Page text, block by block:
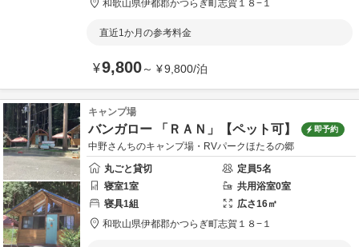
和歌山県伊都郡かつらぎ町志賀１８−１
直近1か月の参考料金
¥9,800～ ¥9,800/泊
キャンプ場
バンガロー 「ＲＡＮ」【ペット可】 即予約
中野さんちのキャンプ場・RVパークほたるの郷
丸ごと貸切
定員5名
寝室1室 共用浴室0室
寝具1組 広さ16㎡
和歌山県伊都郡かつらぎ町志賀１８−１